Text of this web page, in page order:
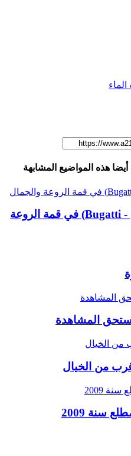
هذه المواضيع المشابهة
صور لسيارة من نوع (بوجاتي - Bugatti) في قمة الروعة
المشاهدة
سنة 2009